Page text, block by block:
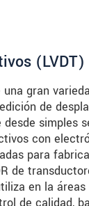
(LVDT)
gran
de
simples
con
para
de
en la áreas
de calidad,